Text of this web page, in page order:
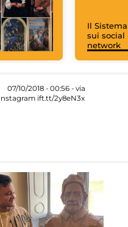
Il
sui social
network